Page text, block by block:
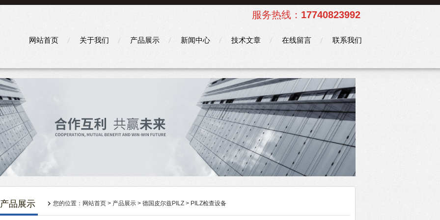
服务热线： 17740823992
网站首页 关于我们 产品展示 新闻中心 技术文章 在线留言 联系我们
产品展示 您的位置： 网站首页 > 产品展示 > 德国皮尔兹PILZ > PILZ检查设备